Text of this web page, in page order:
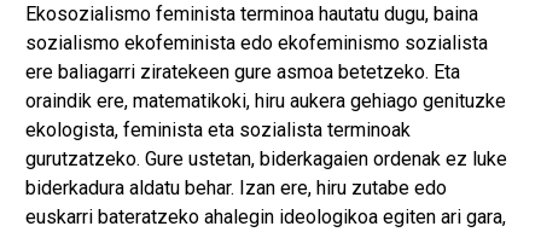
Ekosozialismo feminista terminoa hautatu dugu, baina
sozialismo ekofeminista edo ekofeminismo sozialista
ere baliagarri ziratekeen gure asmoa betetzeko. Eta
oraindik ere, matematikoki, hiru aukera gehiago genituzke
ekologista, feminista eta sozialista terminoak
gurutzatzeko. Gure ustetan, biderkagaien ordenak ez luke
biderkadura aldatu behar. Izan ere, hiru zutabe edo
euskarri bateratzeko ahalegin ideologikoa egiten ari gara,